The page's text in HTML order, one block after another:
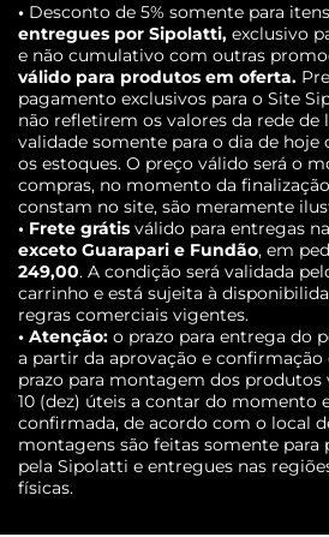
• Desconto de 5% somente para itens
entregues por Sipolatti, exclusivo
e não cumulativo com outras
válido para produtos em oferta.
pagamento exclusivos para o Site
não refletirem os valores da rede de
validade somente para o dia de
os estoques. O preço válido será o
compras, no momento da
constam no site, são meramente
• Frete grátis válido para entregas na
exceto Guarapari e Fundão, em
249,00. A condição será validada
carrinho e está sujeita à
regras comerciais vigentes.
• Atenção: o prazo para entrega do
a partir da aprovação e
prazo para montagem dos produtos
10 (dez) úteis a contar do momento
confirmada, de acordo com o local
montagens são feitas somente para
pela Sipolatti e entregues nas
físicas.